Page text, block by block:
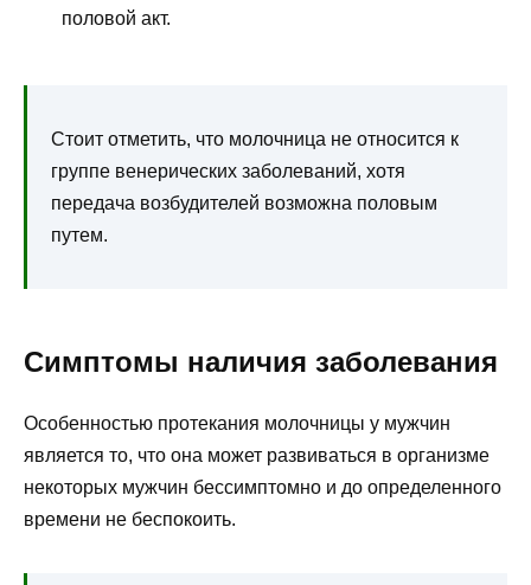
половой акт.
Стоит отметить, что молочница не относится к
группе венерических заболеваний, хотя
передача возбудителей возможна половым
путем.
Симптомы наличия заболевания
Особенностью протекания молочницы у мужчин
является то, что она может развиваться в организме
некоторых мужчин бессимптомно и до определенного
времени не беспокоить.